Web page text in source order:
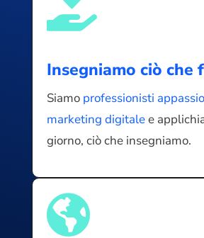
Insegniamo ciò che
Siamo professionisti
marketing digitalee
giorno, ciò che insegniamo.
